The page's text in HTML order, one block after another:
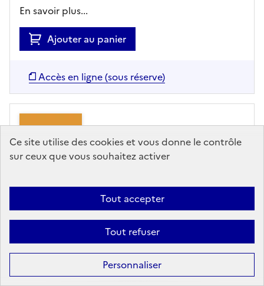
Ce site utilise des cookies et vous donne le contrôle
sur ceux que vous souhaitez activer
Tout accepter
Tout refuser
Personnaliser
En savoir plus...
Ajouter au panier
Accès en ligne (sous réserve)
ARTICLE
« C'est notre principale
difficulté » : la course aux